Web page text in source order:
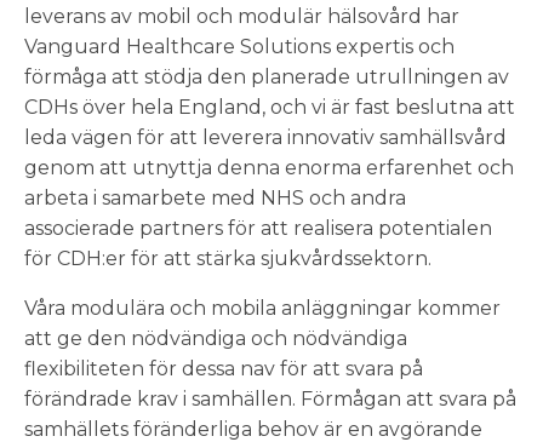
leverans av mobil och modulär hälsovård har
Vanguard Healthcare Solutions expertis och
förmåga att stödja den planerade utrullningen av
CDHs över hela England, och vi är fast beslutna att
leda vägen för att leverera innovativ samhällsvård
genom att utnyttja denna enorma erfarenhet och
arbeta i samarbete med NHS och andra
associerade partners för att realisera potentialen
för CDH:er för att stärka sjukvårdssektorn.
Våra modulära och mobila anläggningar kommer
att ge den nödvändiga och nödvändiga
flexibiliteten för dessa nav för att svara på
förändrade krav i samhällen. Förmågan att svara på
samhällets föränderliga behov är en avgörande